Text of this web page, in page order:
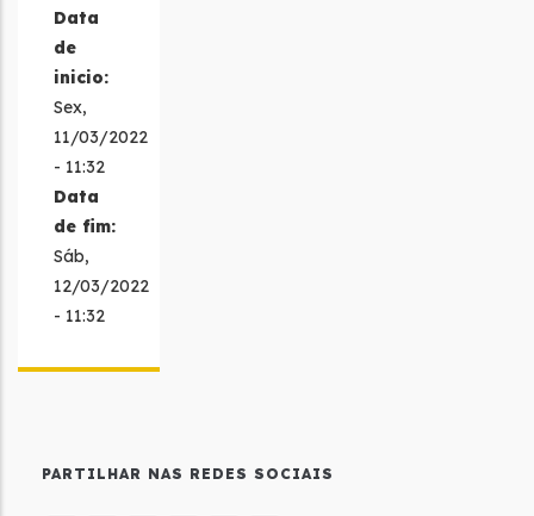
Data
de
inicio:
Sex,
11/03/2022
- 11:32
Data
de fim:
Sáb,
12/03/2022
- 11:32
PARTILHAR NAS REDES SOCIAIS